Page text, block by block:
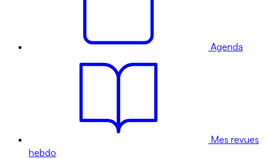
Agenda
Mes revues
hebdo